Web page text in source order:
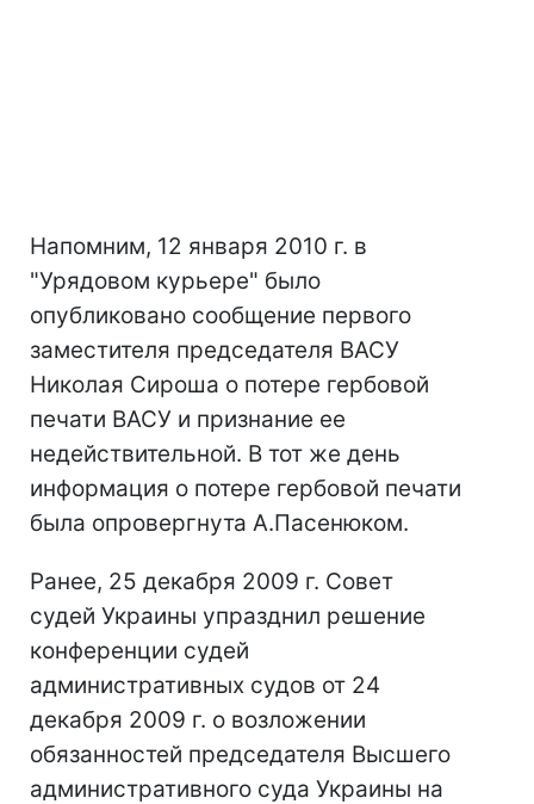
Напомним, 12 января 2010 г. в
"Урядовом курьере" было
опубликовано сообщение первого
заместителя председателя ВАСУ
Николая Сироша о потере гербовой
печати ВАСУ и признание ее
недействительной. В тот же день
информация о потере гербовой печати
была опровергнута А.Пасенюком.
Ранее, 25 декабря 2009 г. Совет
судей Украины упразднил решение
конференции судей
административных судов от 24
декабря 2009 г. о возложении
обязанностей председателя Высшего
административного суда Украины на